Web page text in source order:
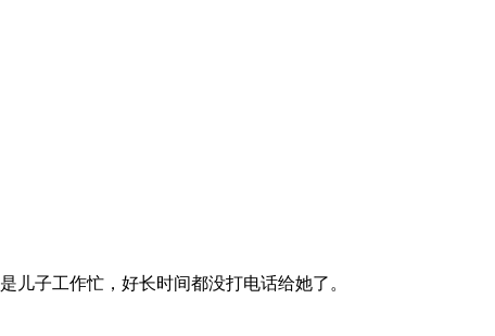
子工作忙，好长时间都没打电话给她了。